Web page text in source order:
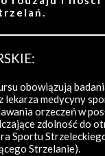
obowiązują
lekarza medycyny
orzeczeń w
zdolność do
Sportu
Strzelanie).